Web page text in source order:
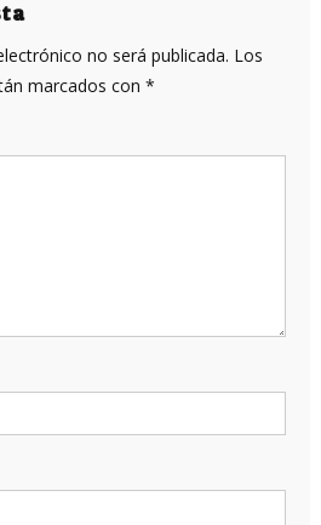
no será publicada. Los
marcados con *